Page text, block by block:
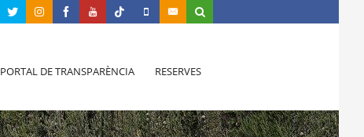
PORTAL DE TRANSPARÈNCIA RESERVES